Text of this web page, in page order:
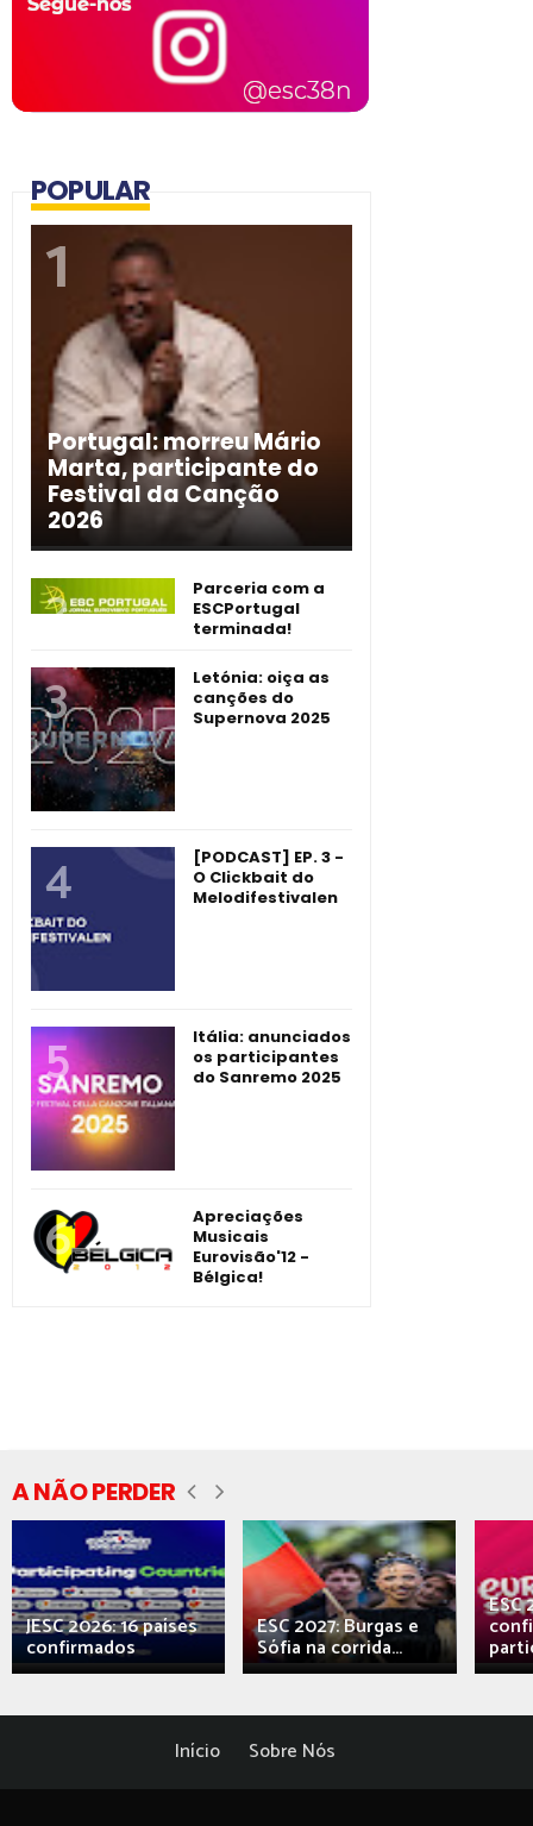
POPULAR
Portugal: morreu Mário
Marta, participante do
Festival da Canção
2026
Parceria com a
ESCPortugal
terminada!
Letónia: oiça as
canções do
Supernova 2025
[PODCAST] EP. 3 -
O Clickbait do
Melodifestivalen
Itália: anunciados
os participantes
do Sanremo 2025
Apreciações
Musicais
Eurovisão'12 -
Bélgica!
A NÃO PERDER
JESC 2026: 16 países
confirmados
ESC 2027: Burgas e
Sófia na corrida...
ESC
Início Sobre Nós